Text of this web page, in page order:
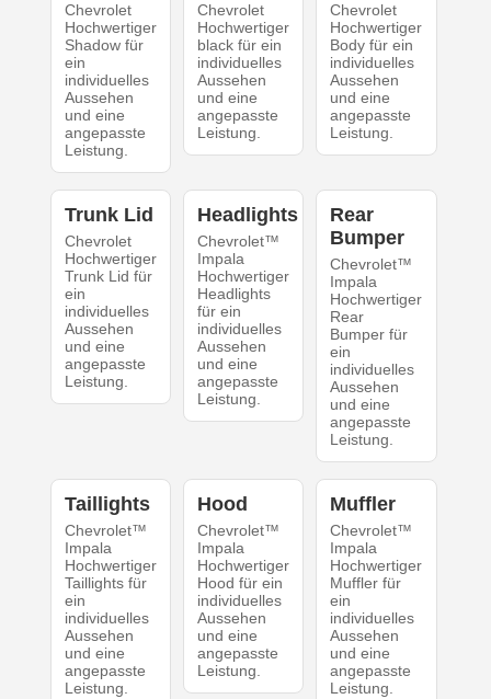
Chevrolet
Hochwertiger
Shadow für
ein
individuelles
Aussehen
und eine
angepasste
Leistung.
Chevrolet
Hochwertiger
black für ein
individuelles
Aussehen
und eine
angepasste
Leistung.
Chevrolet
Hochwertiger
Body für ein
individuelles
Aussehen
und eine
angepasste
Leistung.
Trunk Lid
Chevrolet
Hochwertiger
Trunk Lid für
ein
individuelles
Aussehen
und eine
angepasste
Leistung.
Headlights
Chevrolet™
Impala
Hochwertiger
Headlights
für ein
individuelles
Aussehen
und eine
angepasste
Leistung.
Rear
Bumper
Chevrolet™
Impala
Hochwertiger
Rear
Bumper für
ein
individuelles
Aussehen
und eine
angepasste
Leistung.
Taillights
Chevrolet™
Impala
Hochwertiger
Taillights für
ein
individuelles
Aussehen
und eine
angepasste
Leistung.
Hood
Chevrolet™
Impala
Hochwertiger
Hood für ein
individuelles
Aussehen
und eine
angepasste
Leistung.
Muffler
Chevrolet™
Impala
Hochwertiger
Muffler für
ein
individuelles
Aussehen
und eine
angepasste
Leistung.